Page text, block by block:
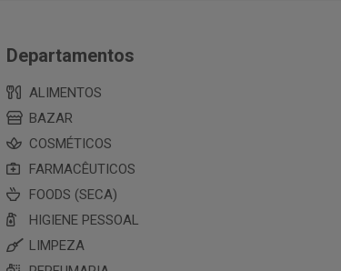
Departamentos
ALIMENTOS
BAZAR
COSMÉTICOS
FARMACÊUTICOS
FOODS (SECA)
HIGIENE PESSOAL
LIMPEZA